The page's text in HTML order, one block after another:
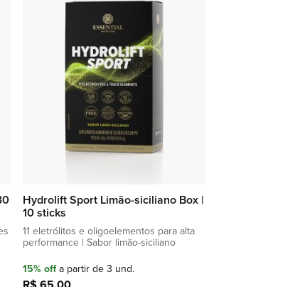
Hydrolift Sport Limão-siciliano Box |
10 sticks
11 eletrólitos e oligoelementos para alta
performance | Sabor limão-siciliano
15% offa partir de 3 und.